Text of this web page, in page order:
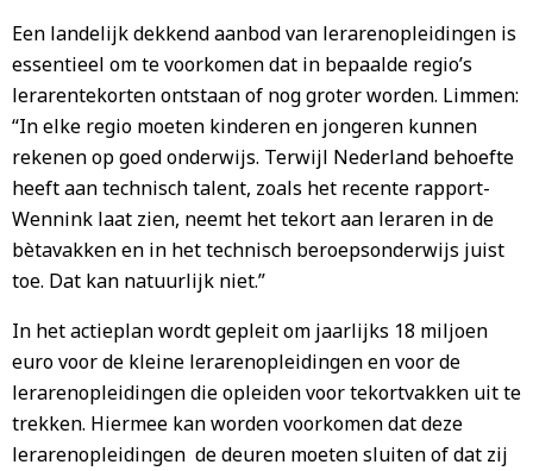
Een landelijk dekkend aanbod van lerarenopleidingen is
essentieel om te voorkomen dat in bepaalde regio’s
lerarentekorten ontstaan of nog groter worden. Limmen:
“In elke regio moeten kinderen en jongeren kunnen
rekenen op goed onderwijs. Terwijl Nederland behoefte
heeft aan technisch talent, zoals het recente rapport-
Wennink laat zien, neemt het tekort aan leraren in de
bètavakken en in het technisch beroepsonderwijs juist
toe. Dat kan natuurlijk niet.”
In het actieplan wordt gepleit om jaarlijks 18 miljoen
euro voor de kleine lerarenopleidingen en voor de
lerarenopleidingen die opleiden voor tekortvakken uit te
trekken. Hiermee kan worden voorkomen dat deze
lerarenopleidingen de deuren moeten sluiten of dat zij